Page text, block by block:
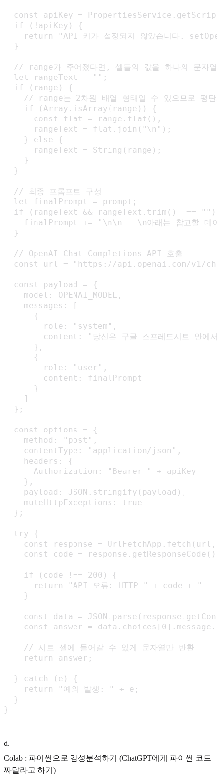
const apiKey =
  if (!apiKey) {
return "API 키가 설정되지 않았습니다.
  }
// range가 주어졌다면, 셀들의 값을 하나의 문자열
  let rangeText = "";
  if (range) {
// range는 2차원 배열 형태일 수 있으므로 평탄
    if (Array.isArray(range)) {
      const flat = range.flat();
      rangeText = flat.join("\n");
    } else {
      rangeText = String(range);
    }
  }
  // 최종 프롬프트 구성
  let finalPrompt = prompt;
if (rangeText && rangeText.trim() !== "")
finalPrompt += "\n\n---\n아래는 참고할 데
  }
  // OpenAI Chat Completions API 호출
const url = "https://api.openai.com/v1/
  const payload = {
    model: OPENAI_MODEL,
    messages: [
      {
        role: "system",
content: "당신은 구글 스프레드시트 안에서
      },
      {
        role: "user",
        content: finalPrompt
      }
    ]
  };
  const options = {
    method: "post",
    contentType: "application/json",
    headers: {
      Authorization: "Bearer " + apiKey
    },
    payload: JSON.stringify(payload),
    muteHttpExceptions: true
  };
  try {
const response = UrlFetchApp.fetch(url,
    const code = response.getResponseCode();
    if (code !== 200) {
return "API 오류: HTTP " + code + " -
    }
const data =
const answer =
    // 시트 셀에 들어갈 수 있게 문자열만 반환
    return answer;
  } catch (e) {
    return "예외 발생: " + e;
  }
}
d.
Colab : 파이썬으로 감성분석하기 (ChatGPT에게 파이썬 코드
짜달라고 하기)